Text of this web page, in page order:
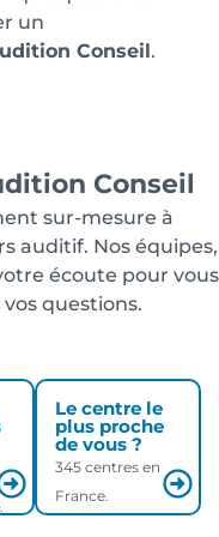
un
Conseil .
Conseil
sur-mesure à
auditif. Nos équipes,
écoute pour vous
questions.
Le centre le
plus proche
de vous ?
345 centres en
France.